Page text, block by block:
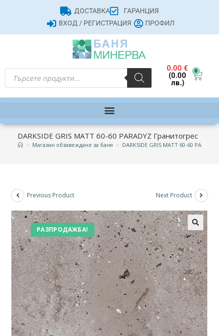
ДОСТАВКА
ГАРАНЦИЯ
ВХОД / РЕГИСТРАЦИЯ
ПРОФИЛ
0.00€
(0.00
лв.)
0
DARKSIDE GRIS MATT 60-60 PARADYZ Гранитогрес
> Магазин обзавеждане за баня > DARKSIDE GRIS MATT 60-60
РАЗПРОДАЖБА!
Previous Product Next Product